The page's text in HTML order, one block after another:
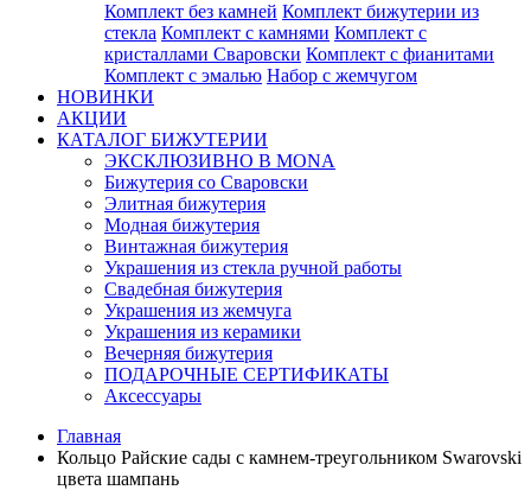
Комплект без камней Комплект бижутерии из
стекла Комплект с камнями Комплект с
кристаллами Сваровски Комплект с фианитами
Комплект с эмалью Набор с жемчугом
НОВИНКИ
АКЦИИ
КАТАЛОГ БИЖУТЕРИИ
ЭКСКЛЮЗИВНО В MONA
Бижутерия со Сваровски
Элитная бижутерия
Модная бижутерия
Винтажная бижутерия
Украшения из стекла ручной работы
Свадебная бижутерия
Украшения из жемчуга
Украшения из керамики
Вечерняя бижутерия
ПОДАРОЧНЫЕ СЕРТИФИКАТЫ
Аксессуары
Главная
Кольцо Райские сады с камнем-треугольником Swarovski
цвета шампань